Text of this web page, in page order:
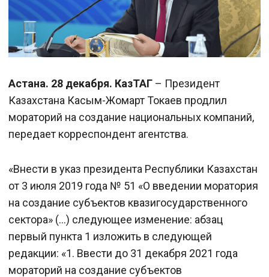
Астана. 28 декабря. КазТАГ – Президент
Казахстана Касым-Жомарт Токаев продлил
мораторий на создание национальных компаний,
передает корреспондент агентства.
«Внести в указ президента Республики Казахстан
от 3 июля 2019 года № 51 «О введении моратория
на создание субъектов квазигосударственного
сектора» (…) следующее изменение: абзац
первый пункта 1 изложить в следующей
редакции: «1. Ввести до 31 декабря 2021 года
мораторий на создание субъектов